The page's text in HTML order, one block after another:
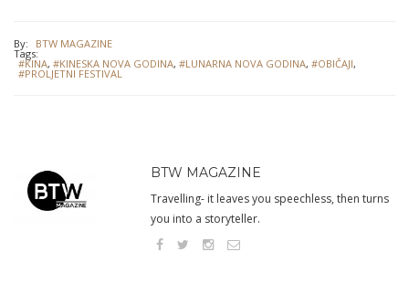
By: BTW MAGAZINE
Tags:
#KINA, #KINESKA NOVA GODINA, #LUNARNA NOVA GODINA, #OBIČAJI,
#PROLJETNI FESTIVAL
BTW MAGAZINE
Travelling- it leaves you speechless, then turns
you into a storyteller.